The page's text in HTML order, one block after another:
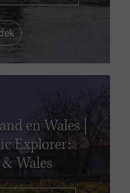
en Wales |
Explorer:
Wales